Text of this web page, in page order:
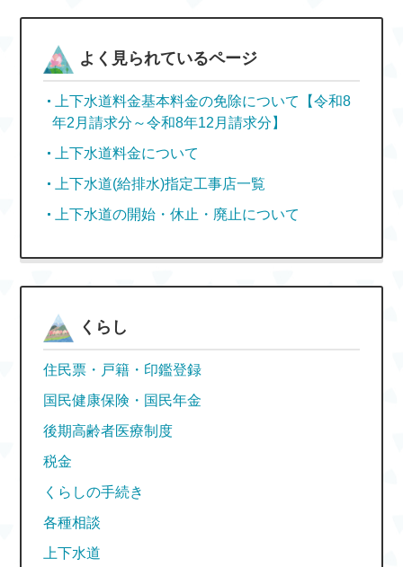
よく見られているページ
上下水道料金基本料金の免除について【令和8
年2月請求分～令和8年12月請求分】
上下水道料金について
上下水道(給排水)指定工事店一覧
上下水道の開始・休止・廃止について
くらし
住民票・戸籍・印鑑登録
国民健康保険・国民年金
後期高齢者医療制度
税金
くらしの手続き
各種相談
上下水道